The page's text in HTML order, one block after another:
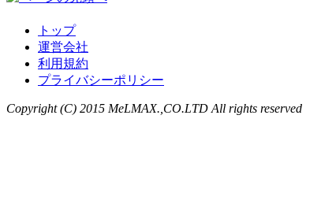
トップ
運営会社
利用規約
プライバシーポリシー
Copyright (C) 2015 MeLMAX.,CO.LTD All rights reserved